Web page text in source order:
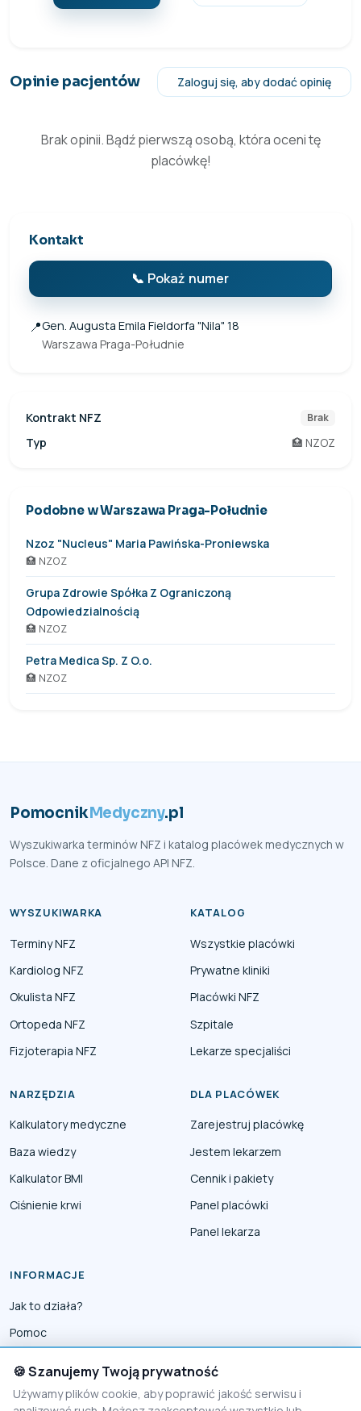
Opinie pacjentów Zaloguj się, aby dodać opinię
Brak opinii. Bądź pierwszą osobą, która oceni tę
placówkę!
Kontakt
📞 Pokaż numer
📍Gen. Augusta Emila Fieldorfa "Nila" 18
Warszawa Praga-Południe
Kontrakt NFZ Brak
Typ 🏥 NZOZ
Podobne w Warszawa Praga-Południe
Nzoz "Nucleus" Maria Pawińska-Proniewska
🏥 NZOZ
Grupa Zdrowie Spółka Z Ograniczoną
Odpowiedzialnością
🏥 NZOZ
Petra Medica Sp. Z O.o.
🏥 NZOZ
PomocnikMedyczny.pl
Wyszukiwarka terminów NFZ i katalog placówek medycznych w
Polsce. Dane z oficjalnego API NFZ.
WYSZUKIWARKA
Terminy NFZ
Kardiolog NFZ
Okulista NFZ
Ortopeda NFZ
Fizjoterapia NFZ
KATALOG
Wszystkie placówki
Prywatne kliniki
Placówki NFZ
Szpitale
Lekarze specjaliści
NARZĘDZIA
Kalkulatory medyczne
Baza wiedzy
Kalkulator BMI
Ciśnienie krwi
DLA PLACÓWEK
Zarejestruj placówkę
Jestem lekarzem
Cennik i pakiety
Panel placówki
Panel lekarza
INFORMACJE
Jak to działa?
Pomoc
Reklama
🍪 Szanujemy Twoją prywatność
Używamy plików cookie, aby poprawić jakość serwisu i